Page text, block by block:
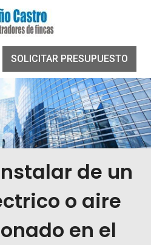
SOLICITAR PRESUPUESTO
de un
o aire
en el